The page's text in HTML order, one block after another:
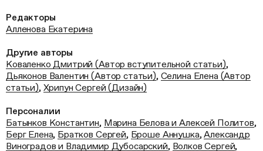
Редакторы
Алленова Екатерина
Другие авторы
Коваленко Дмитрий (Автор вступительной статьи),
Дьяконов Валентин (Автор статьи), Селина Елена (Автор
статьи), Хрипун Сергей (Дизайн)
Персоналии
Батынков Константин, Марина Белова и Алексей Политов,
Берг Елена, Братков Сергей, Броше Аннушка,Александр
Виноградов и Владимир Дубосарский, Волков Сергей,